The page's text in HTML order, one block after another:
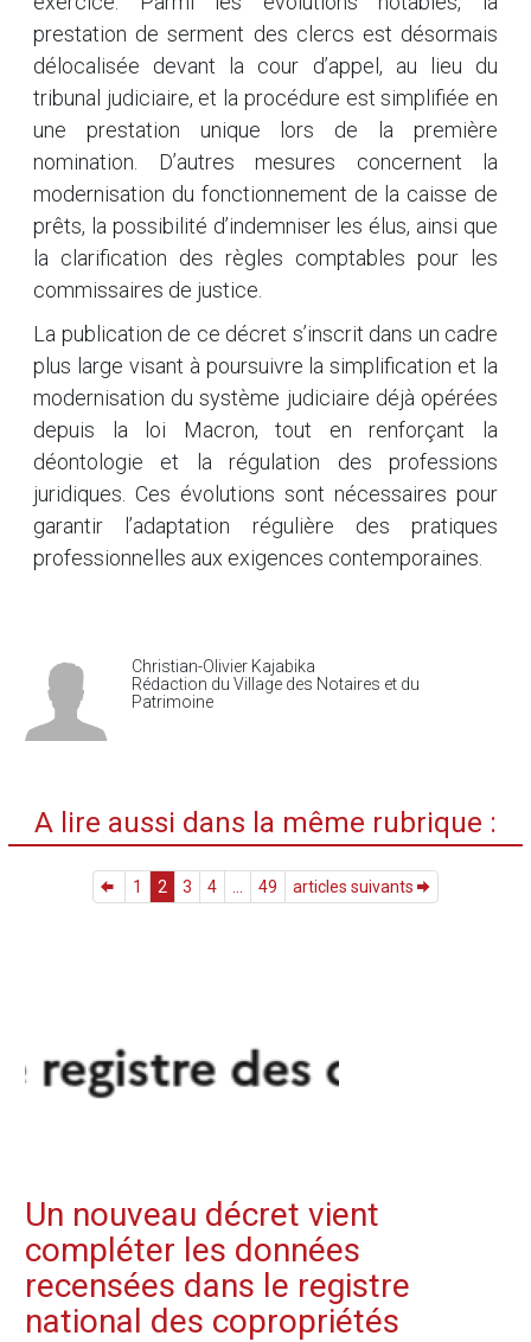
prestation de serment des clercs est désormais
délocalisée devant la cour d’appel, au lieu du
tribunal judiciaire, et la procédure est simplifiée en
une prestation unique lors de la première
nomination. D’autres mesures concernent la
modernisation du fonctionnement de la caisse de
prêts, la possibilité d’indemniser les élus, ainsi que
la clarification des règles comptables pour les
commissaires de justice.
La publication de ce décret s’inscrit dans un cadre
plus large visant à poursuivre la simplification et la
modernisation du système judiciaire déjà opérées
depuis la loi Macron, tout en renforçant la
déontologie et la régulation des professions
juridiques. Ces évolutions sont nécessaires pour
garantir l’adaptation régulière des pratiques
professionnelles aux exigences contemporaines.
Christian-Olivier Kajabika
Rédaction du Village des Notaires et du
Patrimoine
A lire aussi dans la même rubrique :
1 2 3 4 49 articles suivants
Un nouveau décret vient
compléter les données
recensées dans le registre
national des copropriétés